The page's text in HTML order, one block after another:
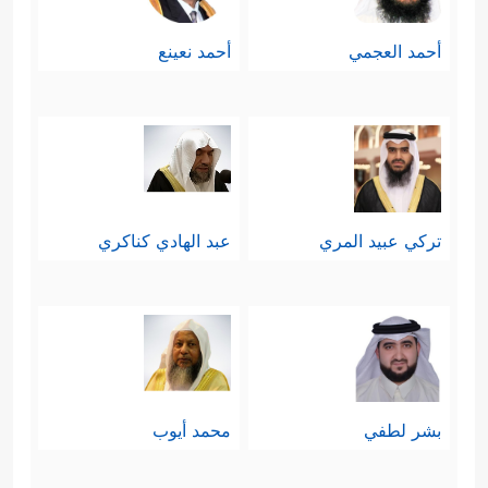
وَأَطِیعُواْ ٱللَّهَ وَأَطِیعُواْ ٱلرَّسُولَۚ فَإِن تَوَلَّیۡتُمۡ فَإِنَّمَا عَلَىٰ
رَسُولِنَا ٱلۡبَلَـٰغُ ٱلۡمُبِینُ
ٱللَّهُ لَاۤ إِلَـٰهَ إِلَّا هُوَۚ وَعَلَى
ٱللَّهِ فَلۡیَتَوَكَّلِ ٱلۡمُؤۡمِنُونَ﴾
سادسًا: تتوجَّه السورة إلى المؤمنين
تُحذِّرهم من عدوٍّ قريبٍ منهم، وما هو
بالعدوِّ المقاتل المحارب، وإنّما العدو
الذي يُغرِي بالنار وطريقها، ويُبعد عن
الجنَّة ونعيمها، وهذا بالميزان الإيماني
أشدُّ خطرًا وأكثر عداوة من حامل
السلاح الذي غاية ما يملِكُه أن يدفع
أحمد العجمي أحمد نعينع
تركي عبيد المري عبد الهادي كناكري
بشر لطفي محمد أيوب